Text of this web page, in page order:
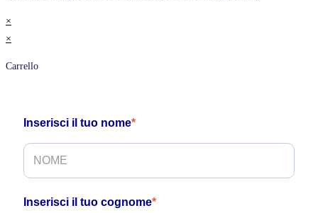
×
×
Carrello
Inserisci il tuo nome
Inserisci il tuo cognome